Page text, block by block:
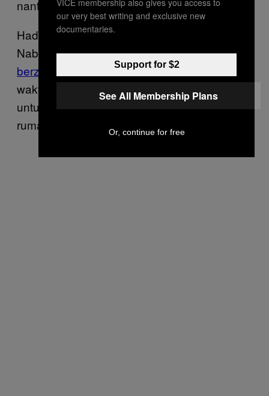
nanti dapat pahala,” kata Atta.
Hadis tersebut lengkapnya disertai imbauan
Nabi Muhammad saw.agar para suami tidak
berzina
karena itu adalah dosa. Namun, di
waktu tertentu ajaran ini semata jadi alat
untuk melegalkan kekerasan seksual dalam
rumah tangga.
our very best writing and exclusive new
documentaries.
Support for $2
See All Membership Plans
Or, continue for free